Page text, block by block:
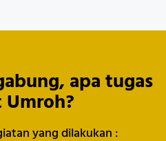
apa tugas
yang dilakukan :